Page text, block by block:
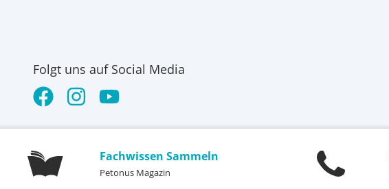
Folgt uns auf Social Media
Fachwissen Sammeln
Petonus Magazin